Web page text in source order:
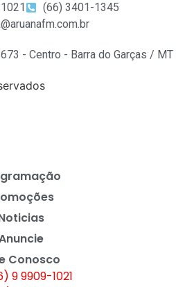
(66) 3401-1345
- Centro - Barra do Garças / MT
Conosco
9 9909-1021